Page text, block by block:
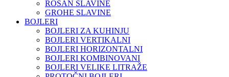
ROSAN SLAVINE
GROHE SLAVINE
BOJLERI
BOJLERI ZA KUHINJU
BOJLERI VERTIKALNI
BOJLERI HORIZONTALNI
BOJLERI KOMBINOVANI
BOJLERI VELIKE LITRAŽE